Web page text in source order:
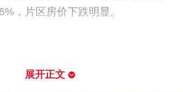
，片区房价下跌明显。
4.2%，4月价格所属区间为8-9万/
展开正文